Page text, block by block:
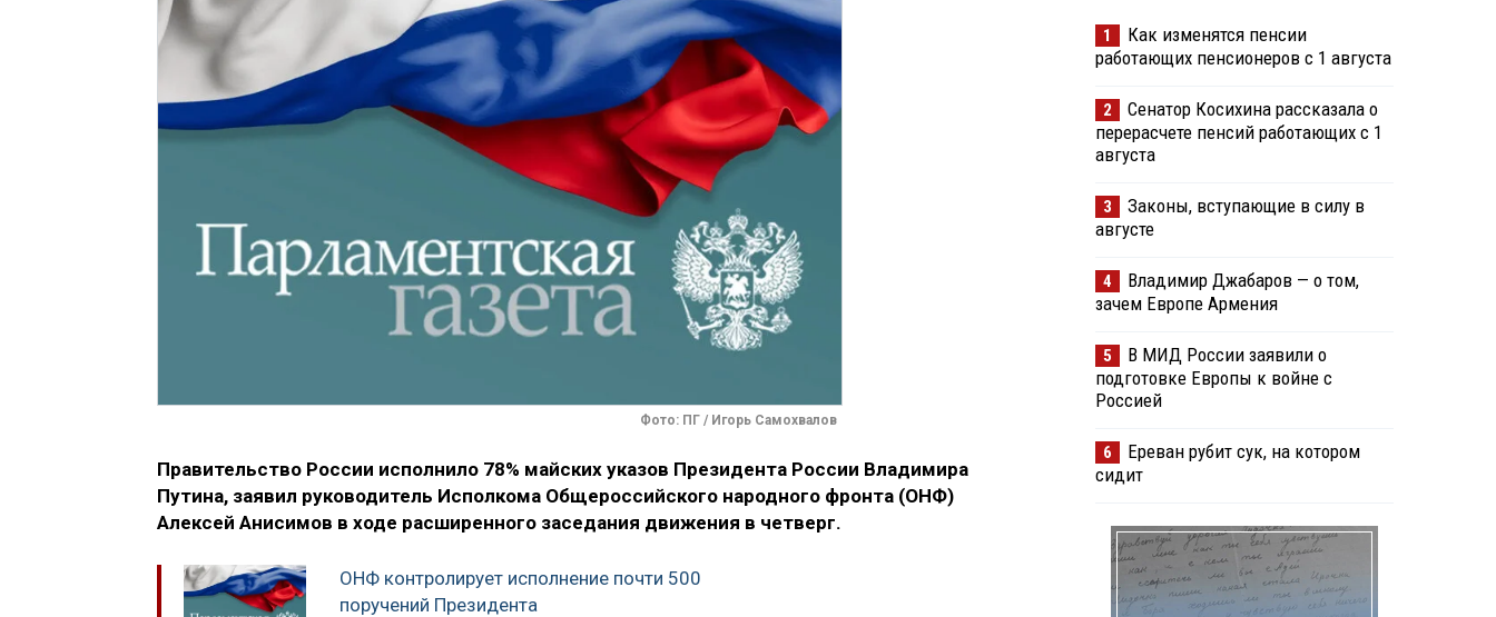
Фото: ПГ / Игорь Самохвалов
Правительство России исполнило 78% майских указов Президента России Владимира
Путина, заявил руководитель Исполкома Общероссийского народного фронта (ОНФ)
Алексей Анисимов в ходе расширенного заседания движения в четверг.
ОНФ контролирует исполнение почти 500
поручений Президента
1
Как изменятся пенсии
работающих пенсионеров с 1 августа
2
Сенатор Косихина рассказала о
перерасчете пенсий работающих с 1
августа
3
Законы, вступающие в силу в
августе
4
Владимир Джабаров — о том,
зачем Европе Армения
5
В МИД России заявили о
подготовке Европы к войне с
Россией
6
Ереван рубит сук, на котором
сидит